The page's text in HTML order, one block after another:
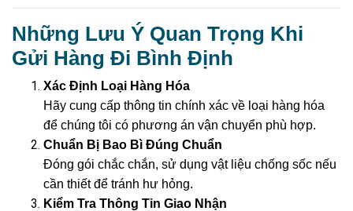
Những Lưu Ý Quan Trọng Khi
Gửi Hàng Đi Bình Định
Xác Định Loại Hàng Hóa
Hãy cung cấp thông tin chính xác về loại hàng hóa
để chúng tôi có phương án vận chuyển phù hợp.
Chuẩn Bị Bao Bì Đúng Chuẩn
Đóng gói chắc chắn, sử dụng vật liệu chống sốc nếu
cần thiết để tránh hư hỏng.
Kiểm Tra Thông Tin Giao Nhận